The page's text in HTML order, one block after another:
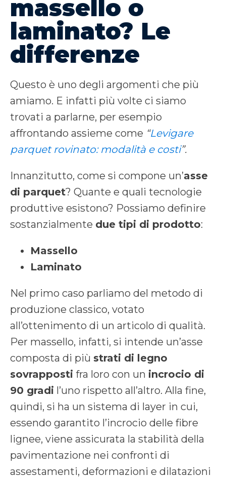
massello o
laminato? Le
differenze
Questo è uno degli argomenti che più
amiamo. E infatti più volte ci siamo
trovati a parlarne, per esempio
affrontando assieme come “Levigare
parquet rovinato: modalità e costi”.
Innanzitutto, come si compone un’asse
di parquet? Quante e quali tecnologie
produttive esistono? Possiamo definire
sostanzialmente due tipi di prodotto:
Massello
Laminato
Nel primo caso parliamo del metodo di
produzione classico, votato
all’ottenimento di un articolo di qualità.
Per massello, infatti, si intende un’asse
composta di più strati di legno
sovrapposti fra loro con un incrocio di
90 gradi l’uno rispetto all’altro. Alla fine,
quindi, si ha un sistema di layer in cui,
essendo garantito l’incrocio delle fibre
lignee, viene assicurata la stabilità della
pavimentazione nei confronti di
assestamenti, deformazioni e dilatazioni